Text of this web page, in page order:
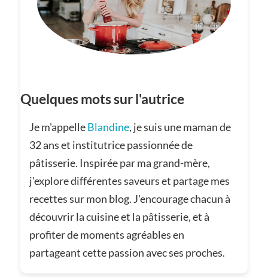
Quelques mots sur l'autrice
Je m'appelleBlandine, je suis une maman de
32 ans et institutrice passionnée de
pâtisserie. Inspirée par ma grand-mère,
j'explore différentes saveurs et partage mes
recettes sur mon blog. J'encourage chacun à
découvrir la cuisine et la pâtisserie, et à
profiter de moments agréables en
partageant cette passion avec ses proches.